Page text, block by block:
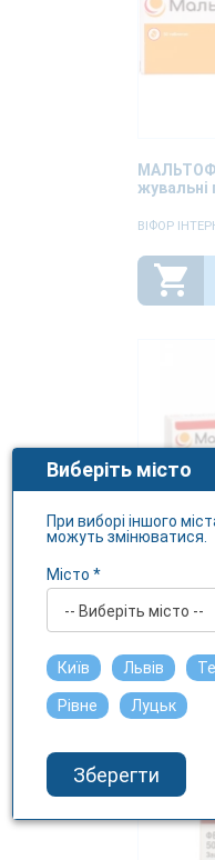
ВІФОР
жувальні
№30
Виберіть місто
При виборі іншого
можуть змінюватися.
Місто *
-- Виберіть місто --
Київ Львів
Рівне Луцьк
Зберегти